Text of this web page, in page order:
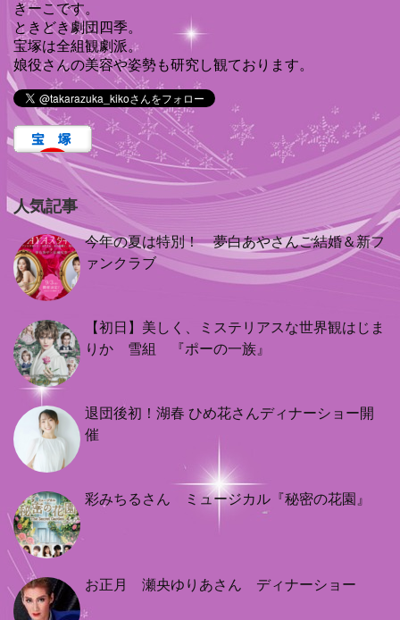
きーこです。
ときどき劇団四季。
宝塚は全組観劇派。
娘役さんの美容や姿勢も研究し観ております。
人気記事
今年の夏は特別！ 夢白あやさんご結婚＆新フ
ァンクラブ
【初日】美しく、ミステリアスな世界観はじま
りか 雪組 『ポーの一族』
退団後初！湖春 ひめ花さんディナーショー開
催
彩みちるさん ミュージカル『秘密の花園』
お正月 瀬央ゆりあさん ディナーショー